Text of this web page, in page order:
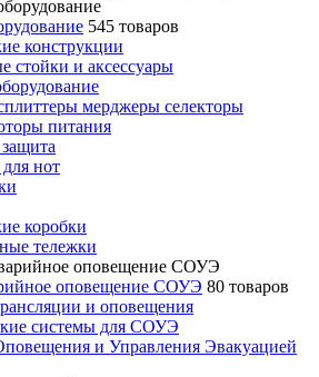
545 товаров
конструкции
стойки и аксесcуары
мерджеры селекторы
питания
нот
коробки
тележки
оповещение СОУЭ 80 товаров
и оповещения
системы для СОУЭ
и Управления Эвакуацией